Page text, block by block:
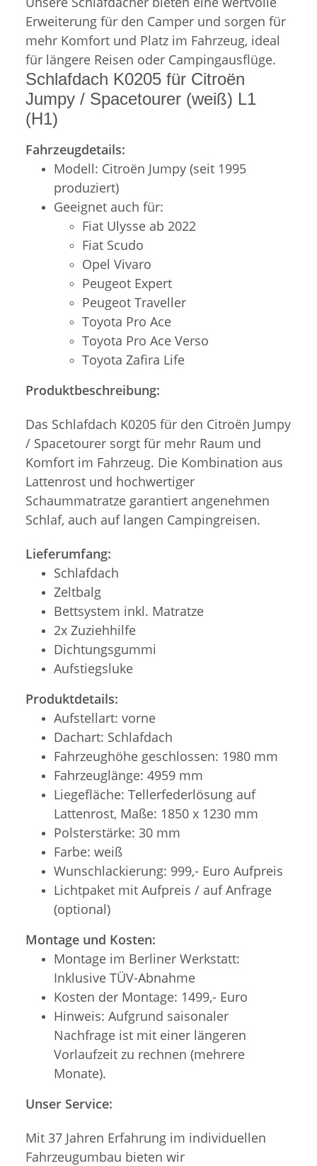
Erweiterung für den Camper und sorgen für
mehr Komfort und Platz im Fahrzeug, ideal
für längere Reisen oder Campingausflüge.
Schlafdach K0205 für Citroën
Jumpy / Spacetourer (weiß) L1
(H1)
Fahrzeugdetails:
Modell: Citroën Jumpy (seit 1995
produziert)
Geeignet auch für:
Fiat Ulysse ab 2022
Fiat Scudo
Opel Vivaro
Peugeot Expert
Peugeot Traveller
Toyota Pro Ace
Toyota Pro Ace Verso
Toyota Zafira Life
Produktbeschreibung:
Das Schlafdach K0205 für den Citroën Jumpy
/ Spacetourer sorgt für mehr Raum und
Komfort im Fahrzeug. Die Kombination aus
Lattenrost und hochwertiger
Schaummatratze garantiert angenehmen
Schlaf, auch auf langen Campingreisen.
Lieferumfang:
Schlafdach
Zeltbalg
Bettsystem inkl. Matratze
2x Zuziehhilfe
Dichtungsgummi
Aufstiegsluke
Produktdetails:
Aufstellart: vorne
Dachart: Schlafdach
Fahrzeughöhe geschlossen: 1980 mm
Fahrzeuglänge: 4959 mm
Liegefläche: Tellerfederlösung auf
Lattenrost, Maße: 1850 x 1230 mm
Polsterstärke: 30 mm
Farbe: weiß
Wunschlackierung: 999,- Euro Aufpreis
Lichtpaket mit Aufpreis / auf Anfrage
(optional)
Montage und Kosten:
Montage im Berliner Werkstatt:
Inklusive TÜV-Abnahme
Kosten der Montage: 1499,- Euro
Hinweis: Aufgrund saisonaler
Nachfrage ist mit einer längeren
Vorlaufzeit zu rechnen (mehrere
Monate).
Unser Service:
Mit 37 Jahren Erfahrung im individuellen
Fahrzeugumbau bieten wir